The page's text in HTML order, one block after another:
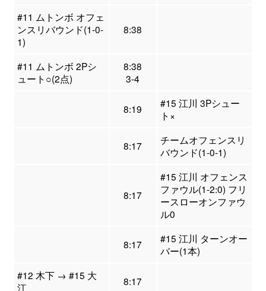
#11 ムトンボ オフェ
ンスリバウンド(1-0-
1)
8:38
#11 ムトンボ 2Pシ
ュート○(2点)
8:38
3-4
8:19
#15 江川 3Pシュー
ト×
8:17
チームオフェンスリ
バウンド(1-0-1)
8:17
#15 江川 オフェンス
ファウル(1-2:0) フリ
ースローオンファウ
ル0
8:17
#15 江川 ターンオー
バー(1本)
#12 木下 → #15 大
江
8:17